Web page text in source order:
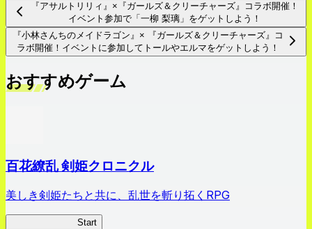
『アサルトリリィ』×『ガールズ＆クリーチャーズ』コラボ開催！
イベント参加で「一柳 梨璃」をゲットしよう！
『小林さんちのメイドラゴン』× 『ガールズ＆クリーチャーズ』コ
ラボ開催！イベントに参加してトールやエルマをゲットしよう！
おすすめゲーム
百花繚乱 剣姫クロニクル
美しき剣姫たちと共に、乱世を斬り拓くRPG
Start